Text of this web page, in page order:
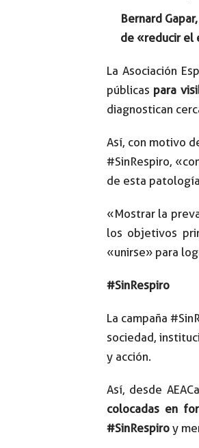
Bernard
de «reducir el
La Asociación
públicas para
diagnostican
Así, con motivo
#SinRespiro,
de esta
«Mostrar la
los objetivos
«unirse» para
#SinRespiro
La campaña
sociedad,
y acción.
Así, desde
colocadas en
#SinRespiroy